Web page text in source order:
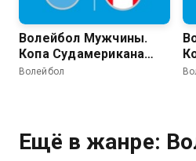
Волейбол Мужчины.
Копа Судамерикана
2026 (Кочабамба,
Волейбол
Ещё в жанре: